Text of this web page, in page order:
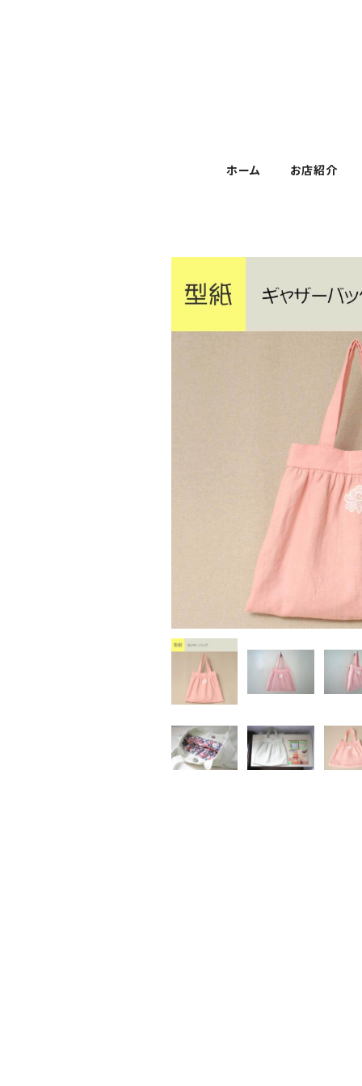
ホーム お店紹介